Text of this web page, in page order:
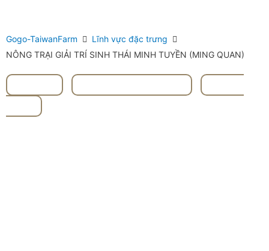
Gogo-TaiwanFarm
Lĩnh vực đặc trưng
NÔNG TRẠI GIẢI TRÍ SINH THÁI MINH TUYỀN (MING QUAN)